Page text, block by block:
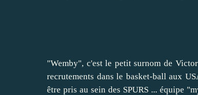
"Wemby", c'est le petit surnom de
recrutements dans le basket-ball aux
être pris au sein des SPURS ... équipe